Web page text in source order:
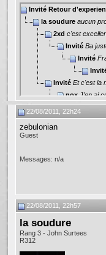
Invité Retour
la soudure aucun
2xd c'est
Invité Ba
Invité
Invité Et c'est la
nox J'en ai
Invité
Plus
22/08/2011, 22h24
zebulonian
Guest
Messages: n/a
22/08/2011, 22h57
la soudure
Rang 3 - John Surtees
R312